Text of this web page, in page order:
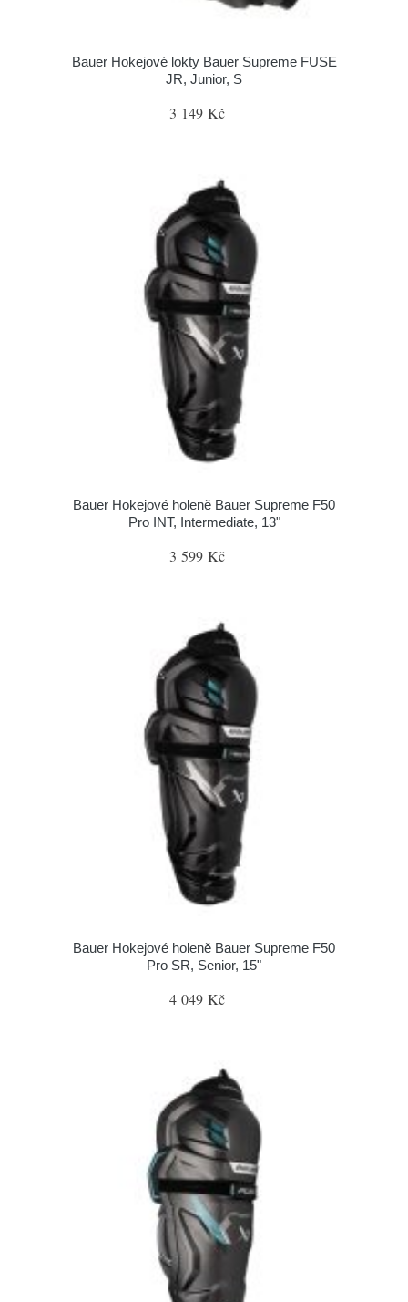
Bauer Hokejové lokty Bauer Supreme FUSE
JR, Junior, S
3 149 Kč
Bauer Hokejové holeně Bauer Supreme F50
Pro INT, Intermediate, 13"
3 599 Kč
Bauer Hokejové holeně Bauer Supreme F50
Pro SR, Senior, 15"
4 049 Kč